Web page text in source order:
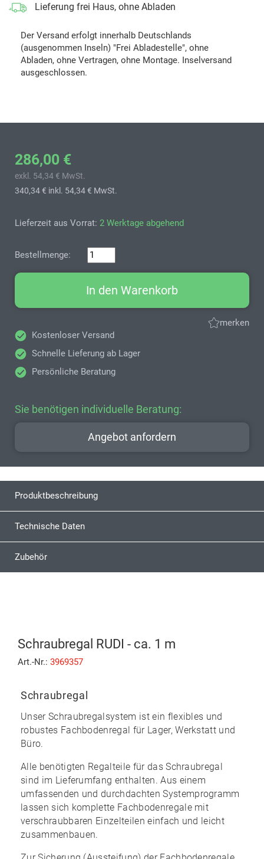
Lieferung frei Haus, ohne Abladen
Der Versand erfolgt innerhalb Deutschlands
(ausgenommen Inseln) "Frei Abladestelle", ohne
Abladen, ohne Vertragen, ohne Montage. Inselversand
ausgeschlossen.
286,00 €
exkl. 54,34 € MwSt.
340,34 € inkl. 54,34 € MwSt.
Lieferzeit aus Vorrat: 2 Werktage abgehend
Bestellmenge:
In den Warenkorb
merken
Kostenloser Versand
Schnelle Lieferung ab Lager
Persönliche Beratung
Sie benötigen individuelle Beratung:
Angebot anfordern
Produktbeschreibung
Technische Daten
Zubehör
Schraubregal RUDI - ca. 1 m
Art.-Nr.: 3969357
Schraubregal
Unser Schraubregalsystem ist ein flexibles und
robustes Fachbodenregal für Lager, Werkstatt und
Büro.
Alle benötigten Regalteile für das Schraubregal
sind im Lieferumfang enthalten. Aus einem
umfassenden und durchdachten Systemprogramm
lassen sich komplette Fachbodenregale mit
verschraubbaren Einzelteileneinfach und leicht
zusammenbauen.